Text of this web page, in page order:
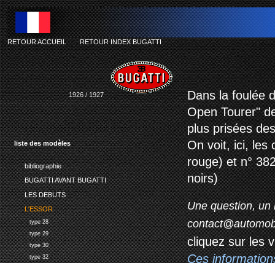
liste des modèles
bibliographie
BUGATTI AVANT BUGATTI
LES DEBUTS
L'ESSOR
type 28
type 29
type 30
type 32
RETOUR ACCUEIL-RETOUR INDEX BUGATTI
1926 / 1927
Dans la foulée
Open Tourer"
plus prisées
On voit, ici, les
rouge) et n°
noirs)
Une question, un
cliquez sur les
Ces